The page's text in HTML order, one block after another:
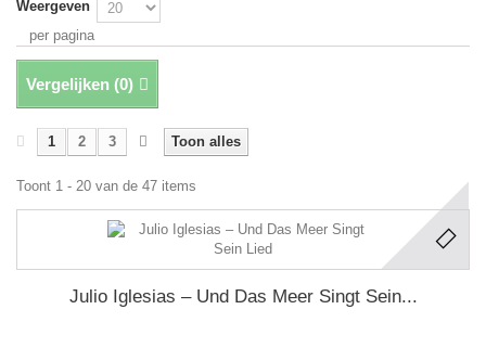
Weergeven
per pagina
Vergelijken (0)
Toon alles
1 2 3
Toont 1 - 20 van de 47 items
Julio Iglesias ‎– Und Das Meer Singt Sein...